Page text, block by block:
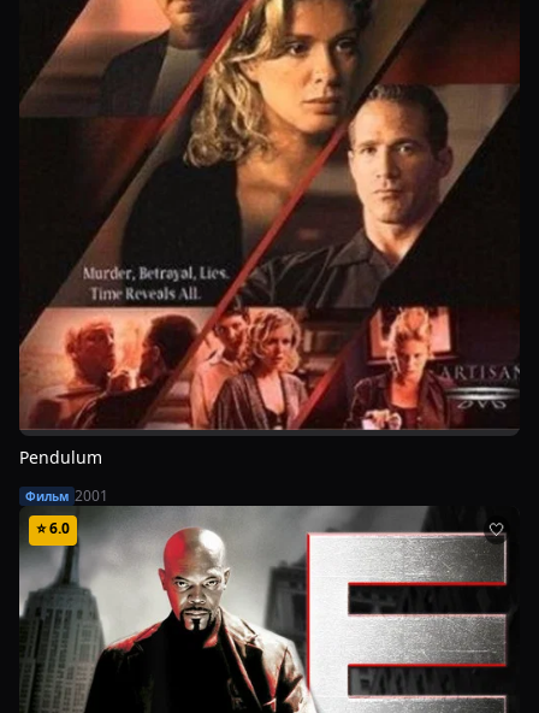
Pendulum
Фильм 2001
⭐6.0 🤍